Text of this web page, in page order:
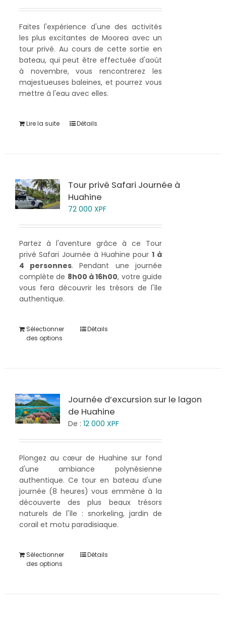
Faites l'expérience d'une des activités
les plus excitantes de Moorea avec un
tour privé. Au cours de cette sortie en
bateau, qui peut être effectuée d'août
à novembre, vous rencontrerez les
majestueuses baleines, et pourrez vous
mettre à l'eau avec elles.
Lire la suite Détails
Tour privé Safari Journée à
Huahine
72 000 XPF
Partez à l'aventure grâce à ce Tour
privé Safari Journée à Huahine pour1 à
4 personnes. Pendant une journée
complète de 8h00 à 16h00, votre guide
vous fera découvrir les trésors de l'île
authentique.
Sélectionner
des options
Détails
Journée d’excursion sur le lagon
de Huahine
De : 12 000 XPF
Plongez au cœur de Huahine sur fond
d'une ambiance polynésienne
authentique. Ce tour en bateau d'une
journée (8 heures) vous emmène à la
découverte des plus beaux trésors
naturels de l'île : snorkeling, jardin de
corail et motu paradisiaque.
Sélectionner
des options
Détails